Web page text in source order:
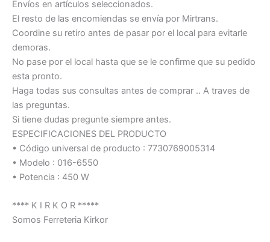
Envíos en artículos seleccionados.
El resto de las encomiendas se envía por Mirtrans.
Coordine su retiro antes de pasar por el local para evitarle
demoras.
No pase por el local hasta que se le confirme que su pedido
esta pronto.
Haga todas sus consultas antes de comprar .. A traves de
las preguntas.
Si tiene dudas pregunte siempre antes.
ESPECIFICACIONES DEL PRODUCTO
• Código universal de producto : 7730769005314
• Modelo : 016-6550
• Potencia : 450 W
**** K I R K O R *****
Somos Ferreteria Kirkor